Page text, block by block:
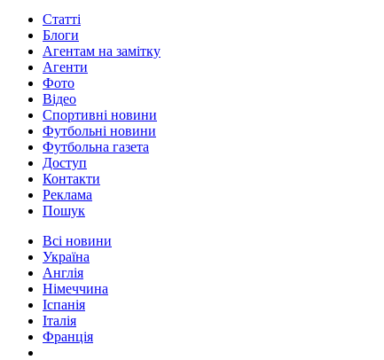
Статті
Блоги
Агентам на замітку
Агенти
Фото
Відео
Спортивні новини
Футбольні новини
Футбольна газета
Доступ
Контакти
Реклама
Пошук
Всі новини
Україна
Англія
Німеччина
Іспанія
Італія
Франція